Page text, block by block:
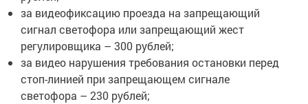
за видеофиксацию проезда на запрещающий
сигнал светофора или запрещающий жест
регулировщика – 300 рублей;
за видео нарушения требования остановки перед
стоп-линией при запрещающем сигнале
светофора – 230 рублей;